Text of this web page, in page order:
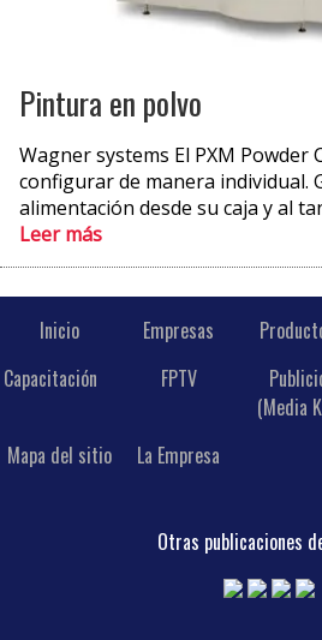
Pintura en polvo
Wagner systems El PXM Powder
configurar de manera individual.
alimentación desde su caja y al
Leer más
Inicio Empresas
Capacitación
FPTV
(Media
Mapa del sitio
La Empresa
Otras publicaciones